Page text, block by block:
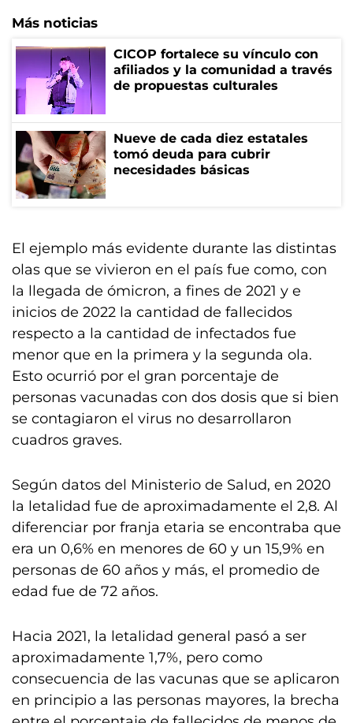
Más noticias
CICOP fortalece su vínculo con
afiliados y la comunidad a través
de propuestas culturales
Nueve de cada diez estatales
tomó deuda para cubrir
necesidades básicas
El ejemplo más evidente durante las distintas
olas que se vivieron en el país fue como, con
la llegada de ómicron, a fines de 2021 y e
inicios de 2022 la cantidad de fallecidos
respecto a la cantidad de infectados fue
menor que en la primera y la segunda ola.
Esto ocurrió por el gran porcentaje de
personas vacunadas con dos dosis que si bien
se contagiaron el virus no desarrollaron
cuadros graves.
Según datos del Ministerio de Salud, en 2020
la letalidad fue de aproximadamente el 2,8. Al
diferenciar por franja etaria se encontraba que
era un 0,6% en menores de 60 y un 15,9% en
personas de 60 años y más, el promedio de
edad fue de 72 años.
Hacia 2021, la letalidad general pasó a ser
aproximadamente 1,7%, pero como
consecuencia de las vacunas que se aplicaron
en principio a las personas mayores, la brecha